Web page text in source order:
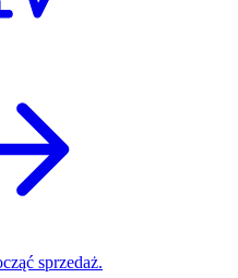
sprzedaż.